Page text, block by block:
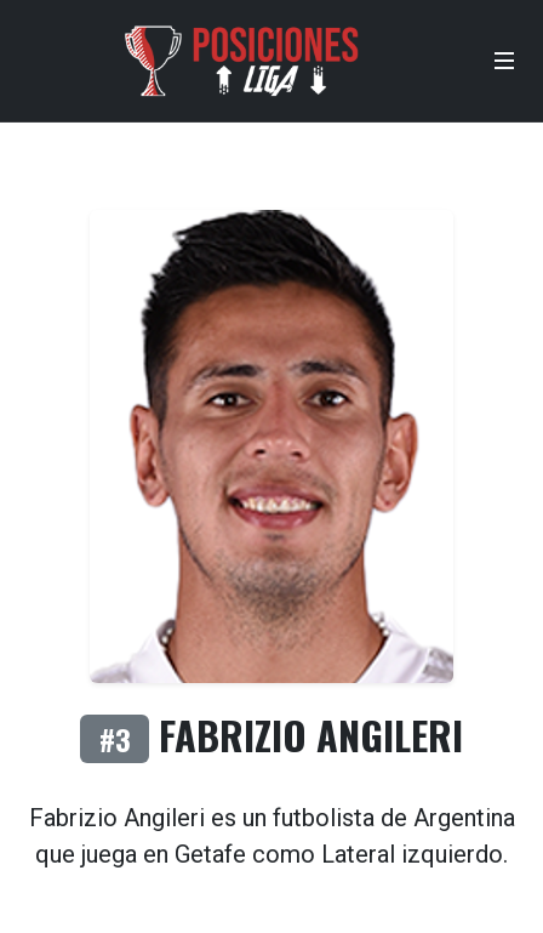
#3 FABRIZIO ANGILERI
Fabrizio Angileri es un futbolista de Argentina
que juega en Getafe como Lateral izquierdo.